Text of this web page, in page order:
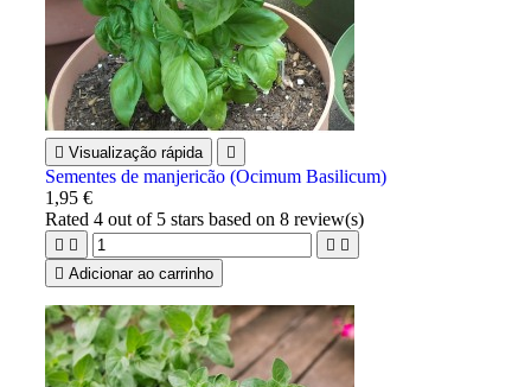
 Visualização rápida 
Sementes de manjericão (Ocimum Basilicum)
1,95 €
Rated4 out of 5 stars based on8 review(s)
   
 Adicionar ao carrinho